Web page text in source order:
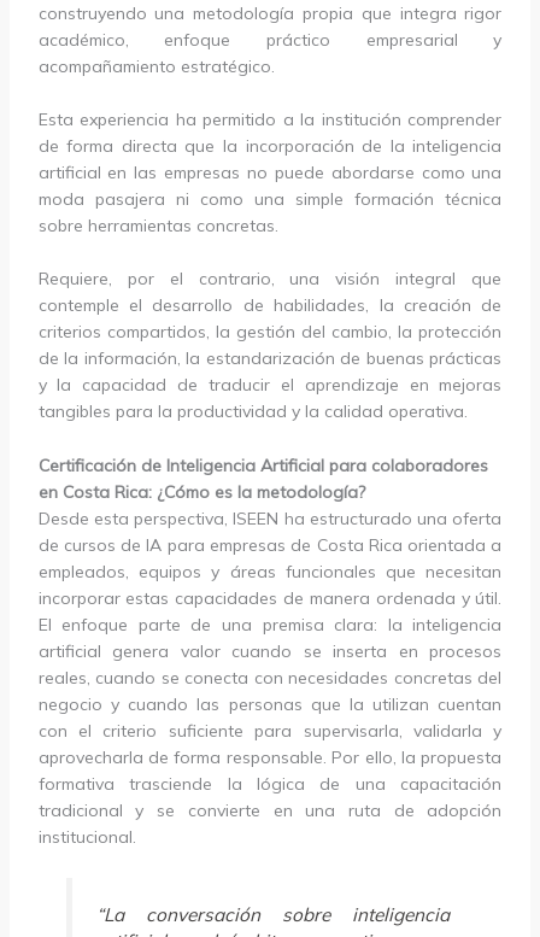
construyendo una metodología propia que integra rigor
académico, enfoque práctico empresarial y
acompañamiento estratégico.
Esta experiencia ha permitido a la institución comprender
de forma directa que la incorporación de la inteligencia
artificial en las empresas no puede abordarse como una
moda pasajera ni como una simple formación técnica
sobre herramientas concretas.
Requiere, por el contrario, una visión integral que
contemple el desarrollo de habilidades, la creación de
criterios compartidos, la gestión del cambio, la protección
de la información, la estandarización de buenas prácticas
y la capacidad de traducir el aprendizaje en mejoras
tangibles para la productividad y la calidad operativa.
Certificación de Inteligencia Artificial para colaboradores
en Costa Rica: ¿Cómo es la metodología?
Desde esta perspectiva, ISEEN ha estructurado una oferta
de cursos de IA para empresas de Costa Rica orientada a
empleados, equipos y áreas funcionales que necesitan
incorporar estas capacidades de manera ordenada y útil.
El enfoque parte de una premisa clara: la inteligencia
artificial genera valor cuando se inserta en procesos
reales, cuando se conecta con necesidades concretas del
negocio y cuando las personas que la utilizan cuentan
con el criterio suficiente para supervisarla, validarla y
aprovecharla de forma responsable. Por ello, la propuesta
formativa trasciende la lógica de una capacitación
tradicional y se convierte en una ruta de adopción
institucional.
“La conversación sobre inteligencia